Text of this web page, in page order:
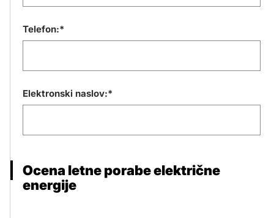
Telefon:*
Elektronski naslov:*
Ocena letne porabe električne
energije